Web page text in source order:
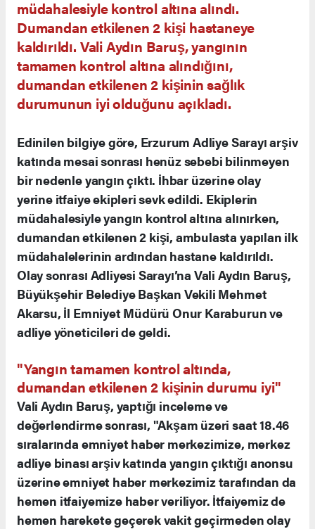
müdahalesiyle kontrol altına alındı.
Dumandan etkilenen 2 kişi hastaneye
kaldırıldı. Vali Aydın Baruş, yangının
tamamen kontrol altına alındığını,
dumandan etkilenen 2 kişinin sağlık
durumunun iyi olduğunu açıkladı.
Edinilen bilgiye göre, Erzurum Adliye Sarayı arşiv
katında mesai sonrası henüz sebebi bilinmeyen
bir nedenle yangın çıktı. İhbar üzerine olay
yerine itfaiye ekipleri sevk edildi. Ekiplerin
müdahalesiyle yangın kontrol altına alınırken,
dumandan etkilenen 2 kişi, ambulasta yapılan ilk
müdahalelerinin ardından hastane kaldırıldı.
Olay sonrası Adliyesi Sarayı’na Vali Aydın Baruş,
Büyükşehir Belediye Başkan Vekili Mehmet
Akarsu, İl Emniyet Müdürü Onur Karaburun ve
adliye yöneticileri de geldi.
"Yangın tamamen kontrol altında,
dumandan etkilenen 2 kişinin durumu iyi"
Vali Aydın Baruş, yaptığı inceleme ve
değerlendirme sonrası, "Akşam üzeri saat 18.46
sıralarında emniyet haber merkezimize, merkez
adliye binası arşiv katında yangın çıktığı anonsu
üzerine emniyet haber merkezimiz tarafından da
hemen itfaiyemize haber veriliyor. İtfaiyemiz de
hemen harekete geçerek vakit geçirmeden olay